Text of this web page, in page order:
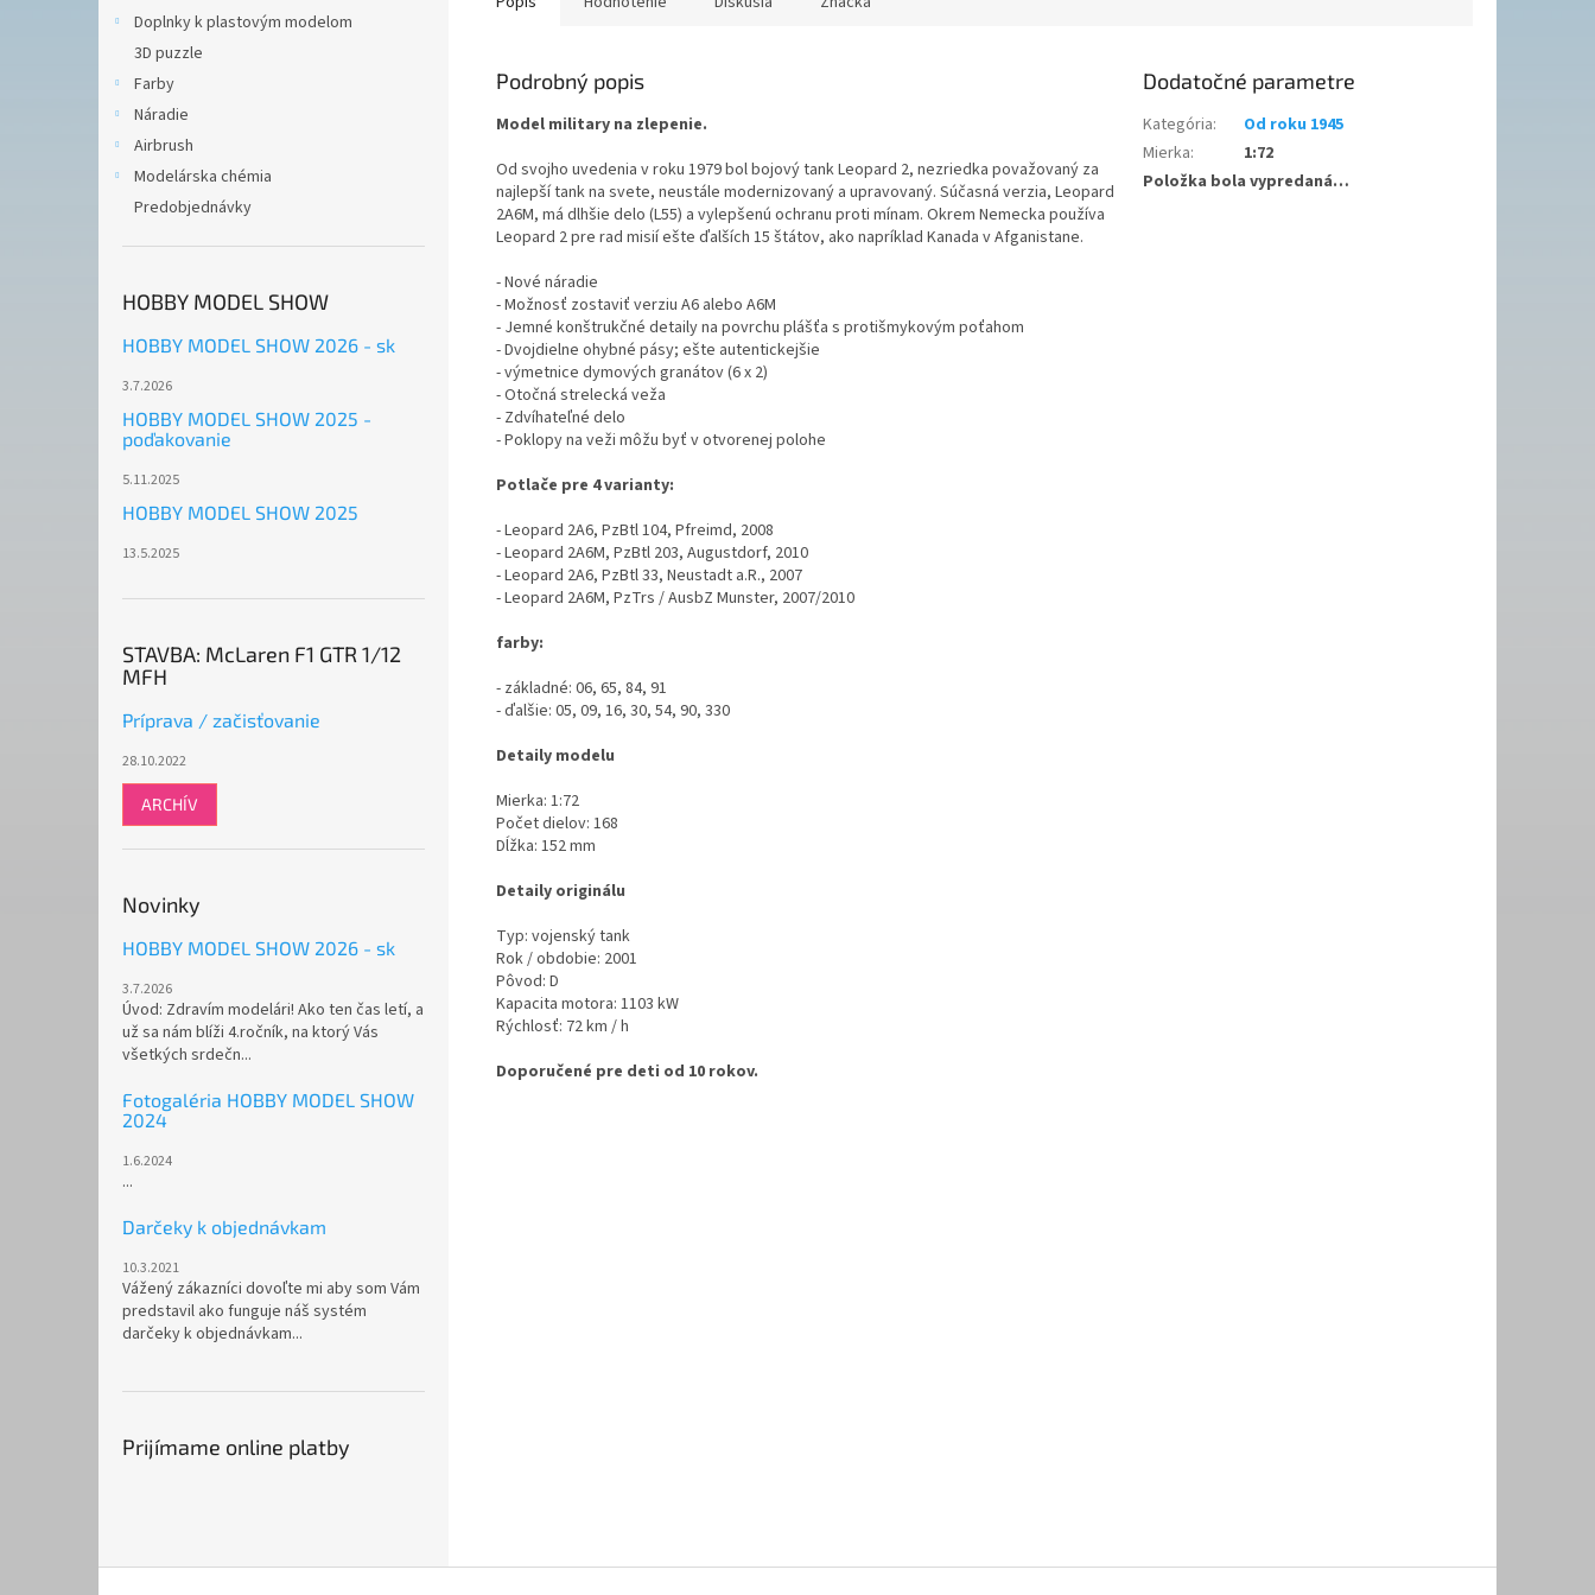
Doplnky k plastovým modelom
3D puzzle
Farby
Náradie
Airbrush
Modelárska chémia
Predobjednávky
HOBBY MODEL SHOW
HOBBY MODEL SHOW 2026 - sk
3.7.2026
HOBBY MODEL SHOW 2025 -
poďakovanie
5.11.2025
HOBBY MODEL SHOW 2025
13.5.2025
STAVBA: McLaren F1 GTR 1/12
MFH
Príprava / začisťovanie
28.10.2022
ARCHÍV
Novinky
HOBBY MODEL SHOW 2026 - sk
3.7.2026
Úvod: Zdravím modelári! Ako ten čas letí, a
už sa nám blíži 4.ročník, na ktorý Vás
všetkých srdečn...
Fotogaléria HOBBY MODEL SHOW
2024
1.6.2024
...
Darčeky k objednávkam
10.3.2021
Vážený zákazníci dovoľte mi aby som Vám
predstavil ako funguje náš systém
darčeky k objednávkam...
Prijímame online platby
Podrobný popis
Model military na zlepenie.
Od svojho uvedenia v roku 1979 bol bojový tank Leopard 2, nezriedka považovaný za
najlepší tank na svete, neustále modernizovaný a upravovaný. Súčasná verzia, Leopard
2A6M, má dlhšie delo (L55) a vylepšenú ochranu proti mínam. Okrem Nemecka používa
Leopard 2 pre rad misií ešte ďalších 15 štátov, ako napríklad Kanada v Afganistane.
- Nové náradie
- Možnosť zostaviť verziu A6 alebo A6M
- Jemné konštrukčné detaily na povrchu plášťa s protišmykovým poťahom
- Dvojdielne ohybné pásy; ešte autentickejšie
- výmetnice dymových granátov (6 x 2)
- Otočná strelecká veža
- Zdvíhateľné delo
- Poklopy na veži môžu byť v otvorenej polohe
Potlače pre 4 varianty:
- Leopard 2A6, PzBtl 104, Pfreimd, 2008
- Leopard 2A6M, PzBtl 203, Augustdorf, 2010
- Leopard 2A6, PzBtl 33, Neustadt a.R., 2007
- Leopard 2A6M, PzTrs / AusbZ Munster, 2007/2010
farby:
- základné: 06, 65, 84, 91
- ďalšie: 05, 09, 16, 30, 54, 90, 330
Detaily modelu
Mierka: 1:72
Počet dielov: 168
Dĺžka: 152 mm
Detaily originálu
Typ: vojenský tank
Rok / obdobie: 2001
Pôvod: D
Kapacita motora: 1103 kW
Rýchlosť: 72 km / h
Doporučené pre deti od 10 rokov.
Dodatočné parametre
Kategória:
Od roku 1945
Mierka:
1:72
Položka bola vypredaná…